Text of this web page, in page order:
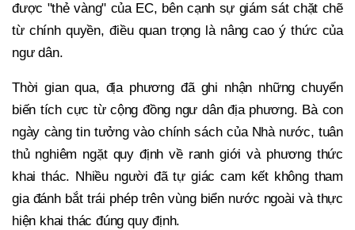
được "thẻ vàng" của EC, bên cạnh sự giám sát chặt chẽ
từ chính quyền, điều quan trọng là nâng cao ý thức của
ngư dân.
Thời gian qua, địa phương đã ghi nhận những chuyển
biến tích cực từ cộng đồng ngư dân địa phương. Bà con
ngày càng tin tưởng vào chính sách của Nhà nước, tuân
thủ nghiêm ngặt quy định về ranh giới và phương thức
khai thác. Nhiều người đã tự giác cam kết không tham
gia đánh bắt trái phép trên vùng biển nước ngoài và thực
hiện khai thác đúng quy định.